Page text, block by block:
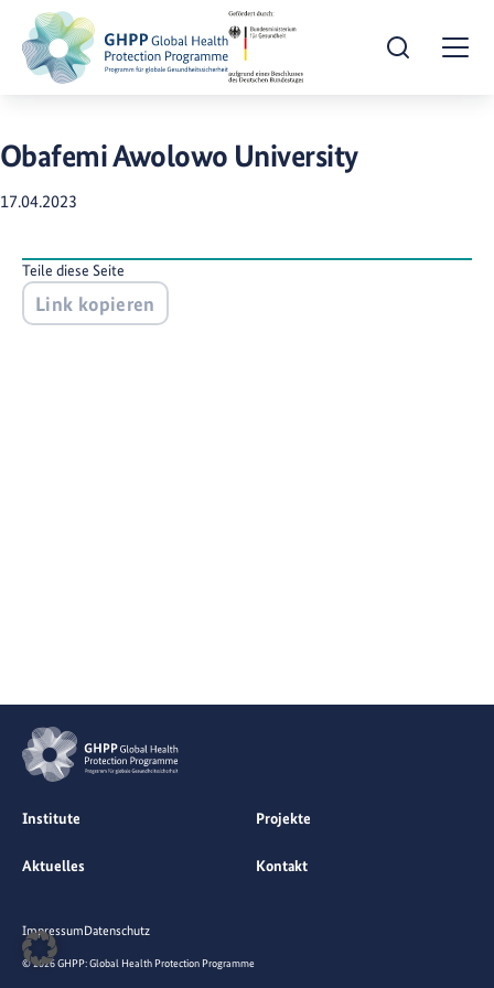
Suche öffnen
Obafemi Awolowo University
17.04.2023
Teile diese Seite
Link kopieren
Institute Projekte
Aktuelles Kontakt
© 2026 GHPP: Global Health Protection Programme
ImpressumDatenschutz